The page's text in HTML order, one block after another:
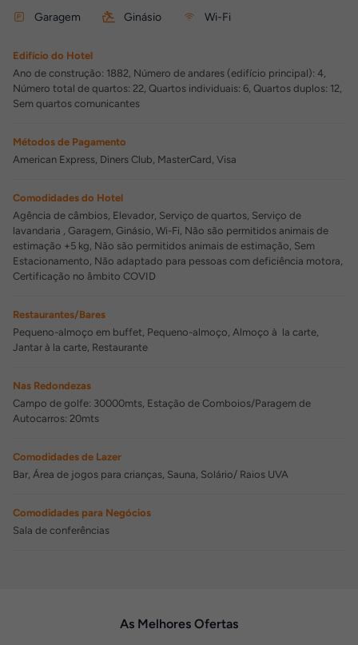
Garagem Ginásio Wi-Fi
Edifício do Hotel
Ano de construção: 1882, Número de andares (edifício principal): 4,
Número total de quartos: 22, Quartos individuais: 6, Quartos duplos: 12,
Sem quartos comunicantes
Métodos de Pagamento
American Express, Diners Club, MasterCard, Visa
Comodidades do Hotel
Agência de câmbios, Elevador, Serviço de quartos, Serviço de
lavandaria , Garagem, Ginásio, Wi-Fi, Não são permitidos animais de
estimação +5 kg, Não são permitidos animais de estimação, Sem
Estacionamento, Não adaptado para pessoas com deficiência motora,
Certificação no âmbito COVID
Restaurantes/Bares
Pequeno-almoço em buffet, Pequeno-almoço, Almoço à la carte,
Jantar à la carte, Restaurante
Nas Redondezas
Campo de golfe: 30000mts, Estação de Comboios/Paragem de
Autocarros: 20mts
Comodidades de Lazer
Bar, Área de jogos para crianças, Sauna, Solário/ Raios UVA
Comodidades para Negócios
Sala de conferências
As Melhores Ofertas